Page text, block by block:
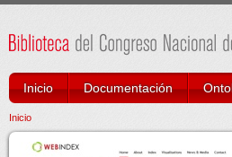
Inicio Documentación
Inicio